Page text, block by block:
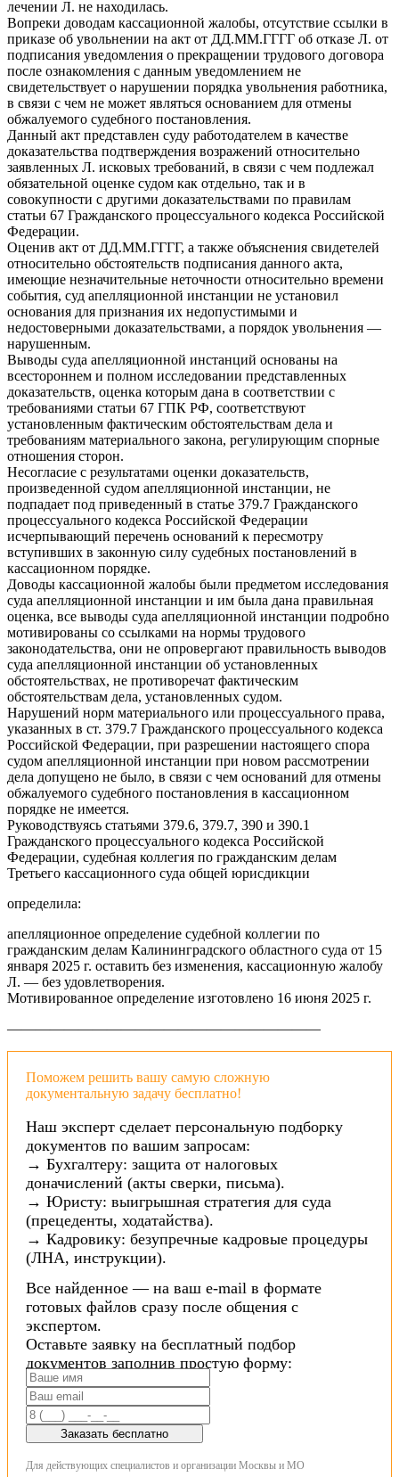
лечении Л. не находилась.
Вопреки доводам кассационной жалобы, отсутствие ссылки в
приказе об увольнении на акт от ДД.ММ.ГГГГ об отказе Л. от
подписания уведомления о прекращении трудового договора
после ознакомления с данным уведомлением не
свидетельствует о нарушении порядка увольнения работника,
в связи с чем не может являться основанием для отмены
обжалуемого судебного постановления.
Данный акт представлен суду работодателем в качестве
доказательства подтверждения возражений относительно
заявленных Л. исковых требований, в связи с чем подлежал
обязательной оценке судом как отдельно, так и в
совокупности с другими доказательствами по правилам
статьи 67 Гражданского процессуального кодекса Российской
Федерации.
Оценив акт от ДД.ММ.ГГГГ, а также объяснения свидетелей
относительно обстоятельств подписания данного акта,
имеющие незначительные неточности относительно времени
события, суд апелляционной инстанции не установил
основания для признания их недопустимыми и
недостоверными доказательствами, а порядок увольнения —
нарушенным.
Выводы суда апелляционной инстанций основаны на
всестороннем и полном исследовании представленных
доказательств, оценка которым дана в соответствии с
требованиями статьи 67 ГПК РФ, соответствуют
установленным фактическим обстоятельствам дела и
требованиям материального закона, регулирующим спорные
отношения сторон.
Несогласие с результатами оценки доказательств,
произведенной судом апелляционной инстанции, не
подпадает под приведенный в статье 379.7 Гражданского
процессуального кодекса Российской Федерации
исчерпывающий перечень оснований к пересмотру
вступивших в законную силу судебных постановлений в
кассационном порядке.
Доводы кассационной жалобы были предметом исследования
суда апелляционной инстанции и им была дана правильная
оценка, все выводы суда апелляционной инстанции подробно
мотивированы со ссылками на нормы трудового
законодательства, они не опровергают правильность выводов
суда апелляционной инстанции об установленных
обстоятельствах, не противоречат фактическим
обстоятельствам дела, установленных судом.
Нарушений норм материального или процессуального права,
указанных в ст. 379.7 Гражданского процессуального кодекса
Российской Федерации, при разрешении настоящего спора
судом апелляционной инстанции при новом рассмотрении
дела допущено не было, в связи с чем оснований для отмены
обжалуемого судебного постановления в кассационном
порядке не имеется.
Руководствуясь статьями 379.6, 379.7, 390 и 390.1
Гражданского процессуального кодекса Российской
Федерации, судебная коллегия по гражданским делам
Третьего кассационного суда общей юрисдикции
определила:
апелляционное определение судебной коллегии по
гражданским делам Калининградского областного суда от 15
января 2025 г. оставить без изменения, кассационную жалобу
Л. — без удовлетворения.
Мотивированное определение изготовлено 16 июня 2025 г.
——————————————————————
Поможем решить вашу самую сложную
документальную задачу бесплатно!
Наш эксперт сделает персональную подборку
документов по вашим запросам:
→ Бухгалтеру: защита от налоговых
доначислений (акты сверки, письма).
→ Юристу: выигрышная стратегия для суда
(прецеденты, ходатайства).
→ Кадровику: безупречные кадровые процедуры
(ЛНА, инструкции).
Все найденное — на ваш e-mail в формате
готовых файлов сразу после общения с
экспертом.
Оставьте заявку на бесплатный подбор
документов заполнив простую форму:
Заказать бесплатно
Для действующих специалистов и организации Москвы и МО